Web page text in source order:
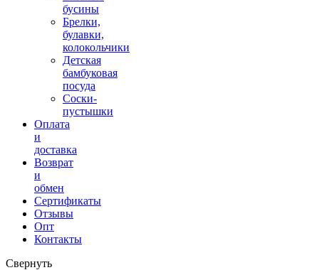
бусины
Брелки,
булавки,
колокольчики
Детская
бамбуковая
посуда
Соски-
пустышки
Оплата
и
доставка
Возврат
и
обмен
Сертификаты
Отзывы
Опт
Контакты
Свернуть